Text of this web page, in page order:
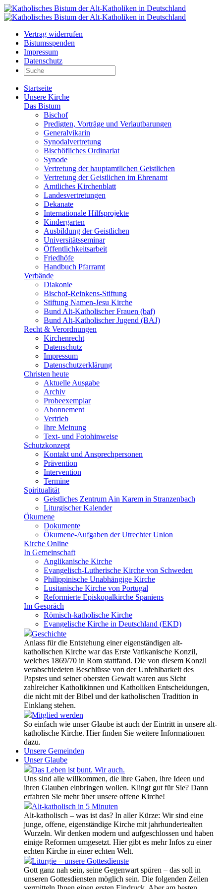
Vertrag widerrufen
Bistumsspenden
Impressum
Datenschutz
Startseite
Unsere Kirche
Das Bistum
Bischof
Predigten, Vorträge und Verlautbarungen
Generalvikarin
Synodalvertretung
Bischöfliches Ordinariat
Synode
Vertretung der hauptamtlichen Geistlichen
Vertretung der Geistlichen im Ehrenamt
Amtliches Kirchenblatt
Landesvertretungen
Dekanate
Internationale Hilfsprojekte
Kindergarten
Ausbildung der Geistlichen
Universitätsseminar
Öffentlichkeitsarbeit
Friedhöfe
Handbuch Pfarramt
Verbände
Diakonie
Bischof-Reinkens-Stiftung
Stiftung Namen-Jesu Kirche
Bund Alt-Katholischer Frauen (baf)
Bund Alt-Katholischer Jugend (BAJ)
Recht & Verordnungen
Kirchenrecht
Datenschutz
Impressum
Datenschutzerklärung
Christen heute
Aktuelle Ausgabe
Archiv
Probeexemplar
Abonnement
Vertrieb
Ihre Meinung
Text- und Fotohinweise
Schutzkonzept
Kontakt und Ansprechpersonen
Prävention
Intervention
Termine
Spiritualität
Geistliches Zentrum Ain Karem in Stranzenbach
Liturgischer Kalender
Ökumene
Dokumente
Ökumene-Aufgaben der Utrechter Union
Kirche Online
In Gemeinschaft
Anglikanische Kirche
Evangelisch-Lutherische Kirche von Schweden
Philippinische Unabhängige Kirche
Lusitanische Kirche von Portugal
Reformierte Episkopalkirche Spaniens
Im Gespräch
Römisch-katholische Kirche
Evangelische Kirche in Deutschland (EKD)
Geschichte
Anlass für die Entstehung einer eigenständigen alt-
katholischen Kirche war das Erste Vatikanische Konzil,
welches 1869/70 in Rom stattfand. Die von diesem Konzil
verabschiedeten Beschlüsse von der Unfehlbarkeit des
Papstes und seiner obersten Gewalt waren aus Sicht
zahlreicher Katholikinnen und Katholiken Entscheidungen,
die nicht mit der Bibel und der katholischen Tradition in
Einklang stehen.
Mitglied werden
So einfach wie unser Glaube ist auch der Eintritt in unsere alt-
katholische Kirche. Hier finden Sie weitere Informationen
dazu.
Unsere Gemeinden
Unser Glaube
Das Leben ist bunt. Wir auch.
Uns sind alle willkommen, die ihre Gaben, ihre Ideen und
ihren Glauben einbringen wollen. Klingt gut für Sie? Dann
erfahren Sie mehr über unsere offene Kirche!
Alt-katholisch in 5 Minuten
Alt-katholisch – was ist das? In aller Kürze: Wir sind eine
junge, offene, eigenständige Kirche mit jahrhundertealten
Wurzeln. Wir denken modern und aufgeschlossen und haben
einige Reformen umgesetzt. Hier gibt es mehr Infos zu einer
echten Kirche in einer echten Welt.
Liturgie – unsere Gottesdienste
Gott ganz nah sein, seine Gegenwart spüren – das soll in
unseren Gottesdiensten möglich sein. Die folgenden Zeilen